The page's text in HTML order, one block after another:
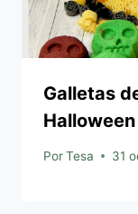
Galletas
Halloween
PorTesa 31